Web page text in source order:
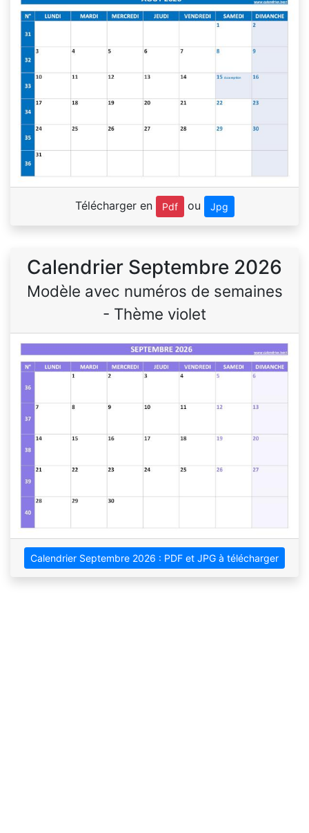
Télécharger en Pdf ou Jpg
Calendrier Septembre 2026
Modèle avec numéros de semaines
- Thème violet
Calendrier Septembre 2026 : PDF et JPG à télécharger